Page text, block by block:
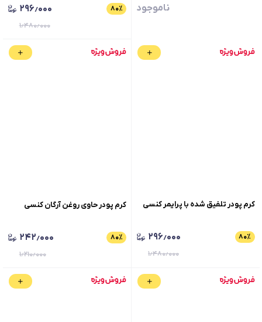
ناموجود ۸۰٪ ۲۹۶٫۰۰۰
۱٫۴۸۰٫۰۰۰
کرم پودر تلفیق شده با پرایمر کنسی
۸۰٪ ۲۹۶٫۰۰۰
۱٫۴۸۰٫۰۰۰
کرم پودر حاوی روغن آرگان کنسی
۸۰٪ ۲۴۲٫۰۰۰
۱٫۲۱۰٫۰۰۰